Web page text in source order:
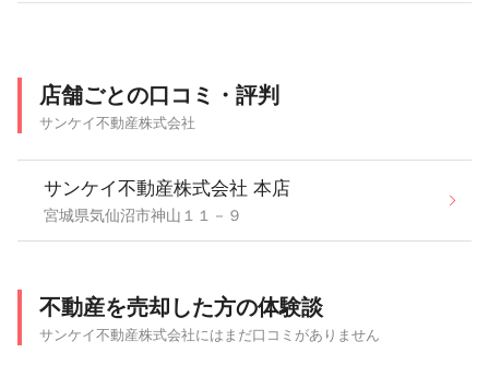
店舗ごとの口コミ・評判
サンケイ不動産株式会社
サンケイ不動産株式会社 本店
宮城県気仙沼市神山１１－９
不動産を売却した方の体験談
サンケイ不動産株式会社にはまだ口コミがありません